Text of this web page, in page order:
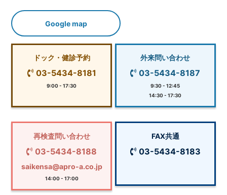
Google map
ドック・健診予約
03-5434-8181
9:00 - 17:30
外来問い合わせ
03-5434-8187
9:30 - 12:45
14:30 - 17:30
再検査問い合わせ
03-5434-8188
saikensa@apro-a.co.jp
14:00 - 17:00
FAX共通
03-5434-8183